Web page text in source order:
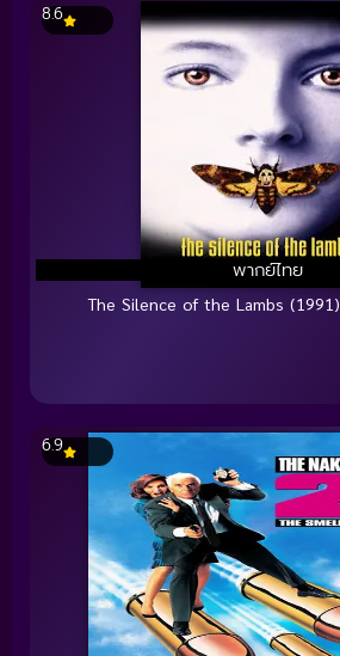
พากย์ไทย
8.6
The Silence of the Lambs
6.9